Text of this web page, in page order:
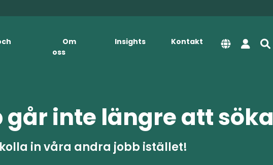
Om
oss
Insights Kontakt
går inte längre att söka
in våra andra jobb istället!